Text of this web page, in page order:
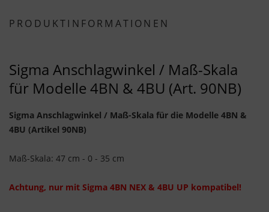
PRODUKTINFORMATIONEN
Sigma Anschlagwinkel / Maß-Skala
für Modelle 4BN & 4BU (Art. 90NB)
Sigma Anschlagwinkel / Maß-Skala für die Modelle 4BN &
4BU (Artikel 90NB)
Maß-Skala: 47 cm - 0 - 35 cm
Achtung, nur mit Sigma 4BN NEX & 4BU UP kompatibel!